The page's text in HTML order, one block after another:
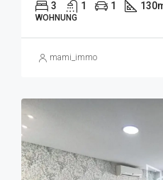
3 1 1 130
WOHNUNG
mami_immo